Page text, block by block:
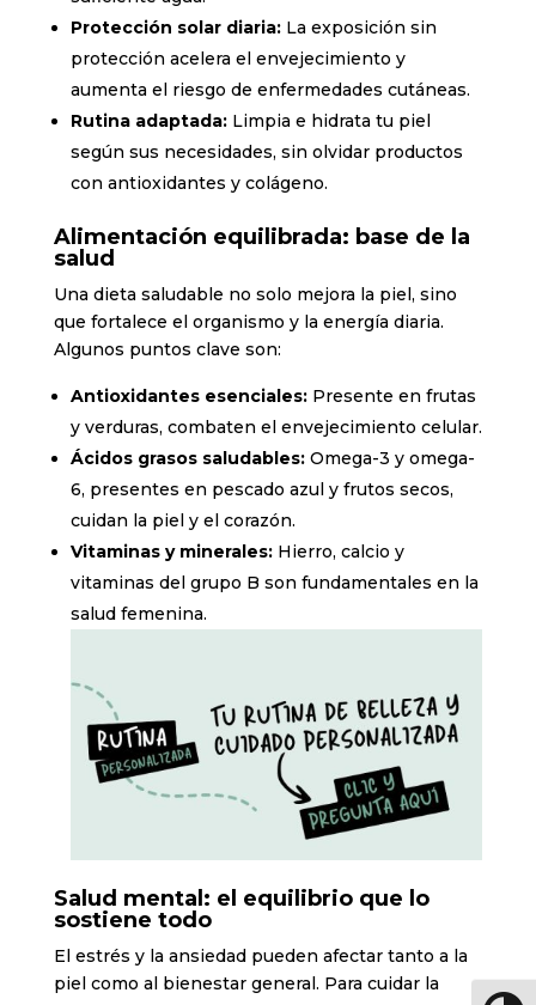
Protección solar diaria:La exposición sin
protección acelera el envejecimiento y
aumenta el riesgo de enfermedades cutáneas.
Rutina adaptada:Limpia e hidrata tu piel
según sus necesidades, sin olvidar productos
con antioxidantes y colágeno.
Alimentación equilibrada: base de la
salud
Una dieta saludable no solo mejora la piel, sino
que fortalece el organismo y la energía diaria.
Algunos puntos clave son:
Antioxidantes esenciales:Presente en frutas
y verduras, combaten el envejecimiento celular.
Ácidos grasos saludables:Omega-3 y omega-
6, presentes en pescado azul y frutos secos,
cuidan la piel y el corazón.
Vitaminas y minerales:Hierro, calcio y
vitaminas del grupo B son fundamentales en la
salud femenina.
Salud mental: el equilibrio que lo
sostiene todo
El estrés y la ansiedad pueden afectar tanto a la
piel como al bienestar general. Para cuidar la